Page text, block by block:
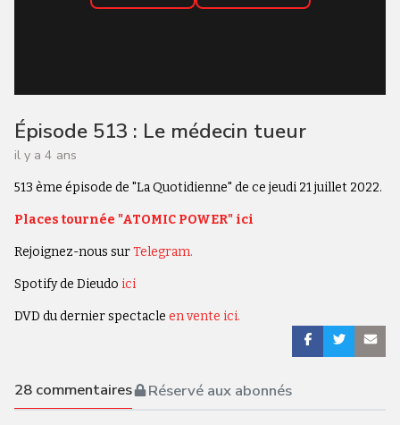
Épisode 513 : Le médecin tueur
il y a 4 ans
513 ème épisode de "La Quotidienne" de ce jeudi 21 juillet 2022.
Places tournée "ATOMIC POWER" ici
Rejoignez-nous surTelegram.
Spotify de Dieudo ici
DVD du dernier spectacle en vente ici.
28commentaires Réservé aux abonnés